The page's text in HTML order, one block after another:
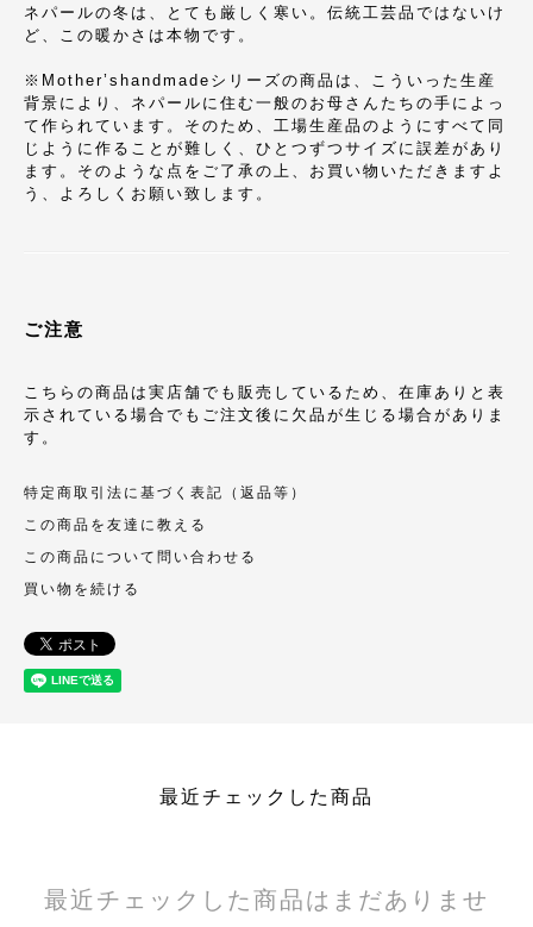
ネパールの冬は、とても厳しく寒い。伝統工芸品ではないけ
ど、この暖かさは本物です。
※Mother’shandmadeシリーズの商品は、こういった生産
背景により、ネパールに住む一般のお母さんたちの手によっ
て作られています。そのため、工場生産品のようにすべて同
じように作ることが難しく、ひとつずつサイズに誤差があり
ます。そのような点をご了承の上、お買い物いただきますよ
う、よろしくお願い致します。
ご注意
こちらの商品は実店舗でも販売しているため、在庫ありと表
示されている場合でもご注文後に欠品が生じる場合がありま
す。
特定商取引法に基づく表記（返品等）
この商品を友達に教える
この商品について問い合わせる
買い物を続ける
最近チェックした商品
最近チェックした商品はまだありませ